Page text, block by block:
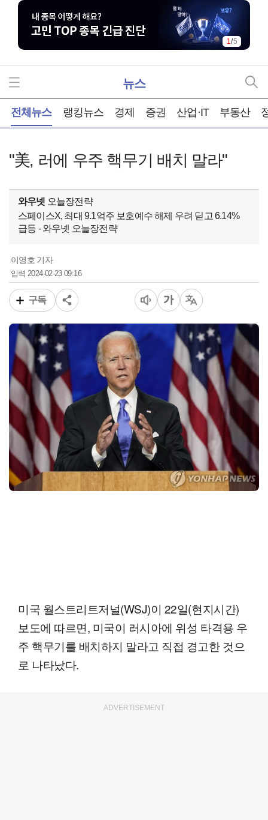
1/5
뉴스
전체뉴스 랭킹뉴스 경제 증권 산업·IT 부동산
"美, 러에 우주 핵무기 배치 말라"
와우넷 오늘장전략
스페이스X, 최대 9.1억주 보호예수 해제 우려 딛고 6.14%
급등 - 와우넷 오늘장전략
이영호 기자
입력2024-02-23 09:16
구독
미국 월스트리트저널(WSJ)이 22일(현지시간)
보도에 따르면, 미국이 러시아에 위성 타격용 우
주 핵무기를 배치하지 말라고 직접 경고한 것으
로 나타났다.
ADVERTISEMENT